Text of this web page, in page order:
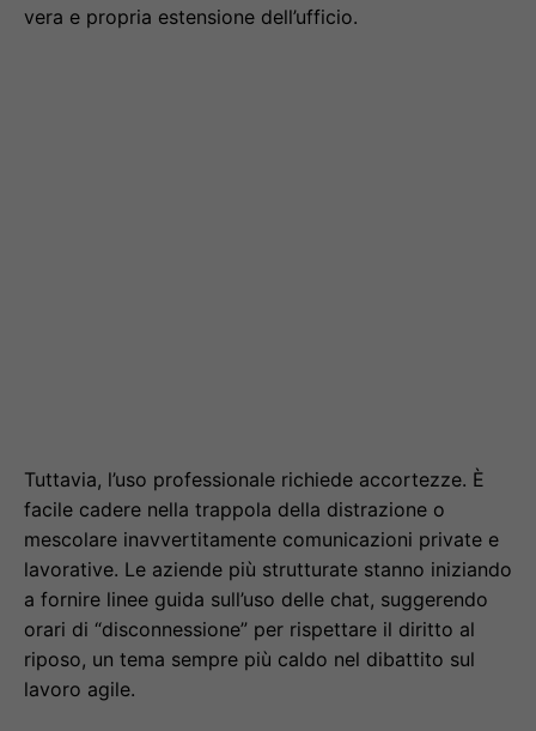
vera e propria estensione dell’ufficio.
Tuttavia, l’uso professionale richiede accortezze. È
facile cadere nella trappola della distrazione o
mescolare inavvertitamente comunicazioni private e
lavorative. Le aziende più strutturate stanno iniziando
a fornire linee guida sull’uso delle chat, suggerendo
orari di “disconnessione” per rispettare il diritto al
riposo, un tema sempre più caldo nel dibattito sul
lavoro agile.